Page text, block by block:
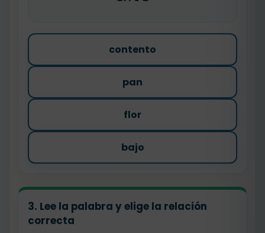
contento
pan
flor
bajo
3. Lee la palabra y elige la relación
correcta